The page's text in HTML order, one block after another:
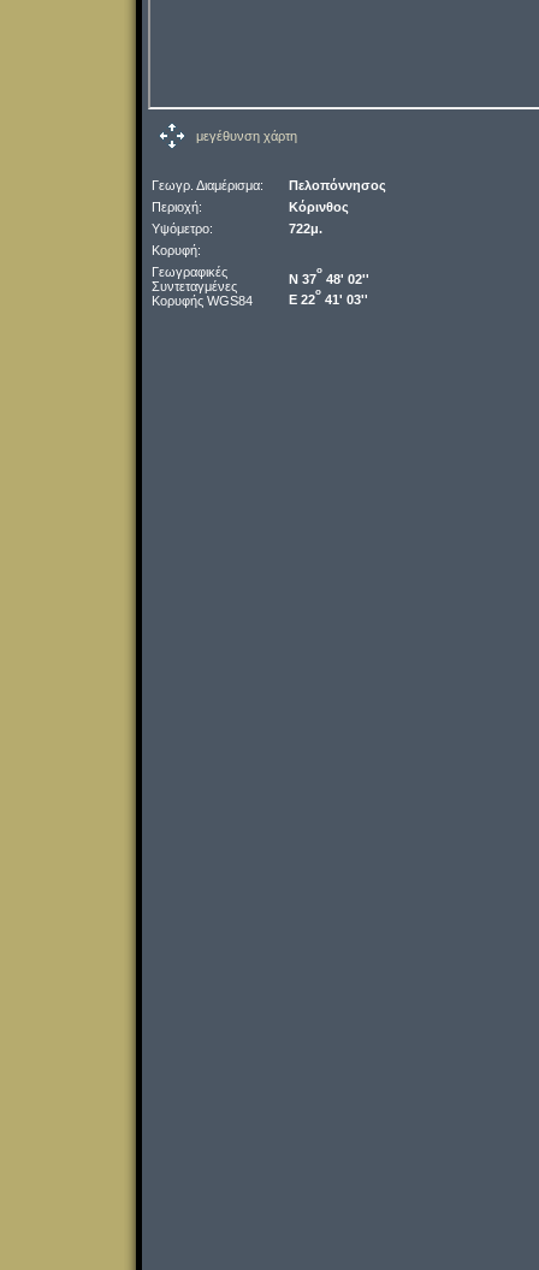
μεγέθυνση χάρτη
Γεωγρ. Διαμέρισμα:
Πελοπόννησος
Περιοχή:
Κόρινθος
Υψόμετρο:
722μ.
Κορυφή:
Γεωγραφικές
Συντεταγμένες
Κορυφής WGS84
Ν 37
o
48' 02''
Ε 22
o
41' 03''